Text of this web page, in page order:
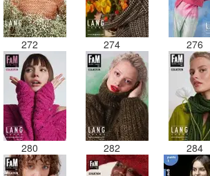
272 274 276
280 282 284